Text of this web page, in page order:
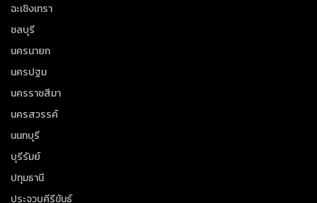
ฉะเชิงเทรา
ชลบุรี
นครนายก
นครปฐม
นครราชสีมา
นครสวรรค์
นนทบุรี
บุรีรัมย์
ปทุมธานี
ประจวบคีรีขันธ์